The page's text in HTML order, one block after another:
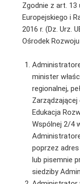
Zgodnie z art.
Europejskiego i
2016 r. (Dz. Urz.
Ośrodek
minister
regionalnej,
Zarządzającej
Edukacja
Wspólnej 2/4
poprzez
lub pisemnie
siedziby